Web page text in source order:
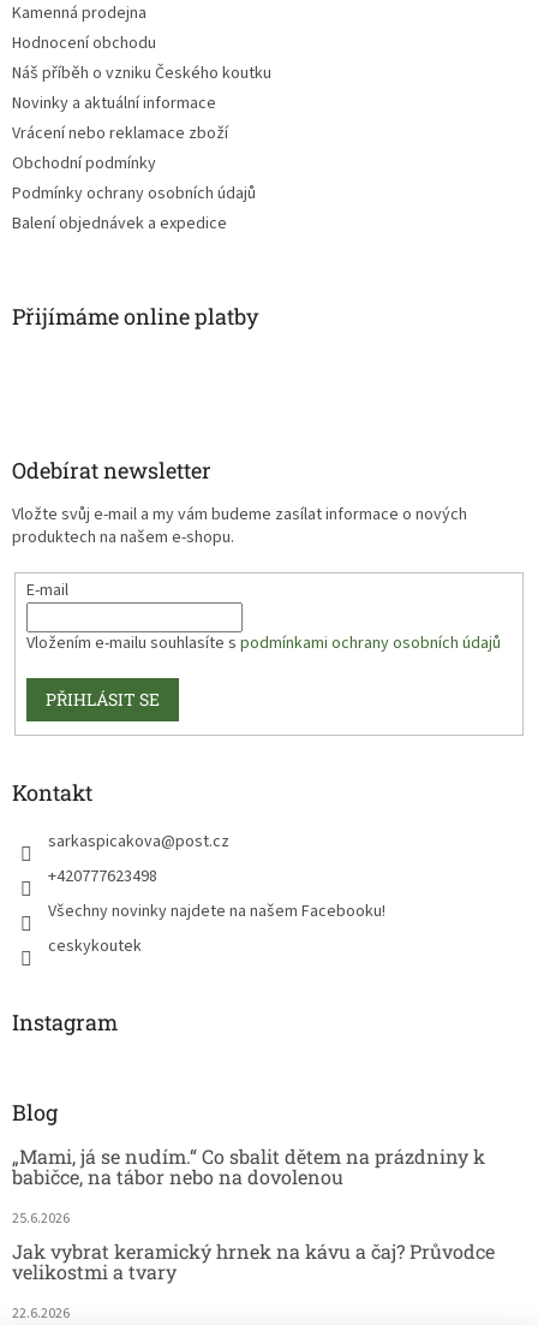
Kamenná prodejna
Hodnocení obchodu
Náš příběh o vzniku Českého koutku
Novinky a aktuální informace
Vrácení nebo reklamace zboží
Obchodní podmínky
Podmínky ochrany osobních údajů
Balení objednávek a expedice
Přijímáme online platby
Odebírat newsletter
Vložte svůj e-mail a my vám budeme zasílat informace o nových
produktech na našem e-shopu.
E-mail
Vložením e-mailu souhlasíte s podmínkami ochrany osobních údajů
PŘIHLÁSIT SE
Kontakt
sarkaspicakova@post.cz
+420777623498
Všechny novinky najdete na našem Facebooku!
ceskykoutek
Instagram
Blog
„Mami, já se nudím.“ Co sbalit dětem na prázdniny k
babičce, na tábor nebo na dovolenou
25.6.2026
Jak vybrat keramický hrnek na kávu a čaj? Průvodce
velikostmi a tvary
22.6.2026